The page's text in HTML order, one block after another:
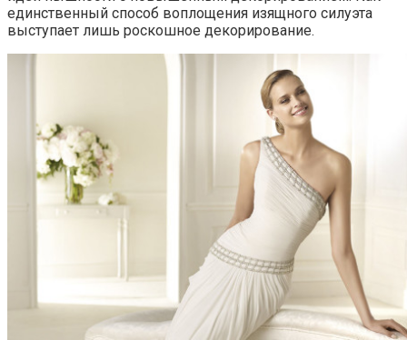
единственный способ воплощения изящного силуэта
выступает лишь роскошное декорирование.